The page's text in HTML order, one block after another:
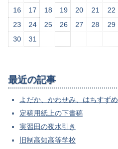
16 17 18 19 20 21
22
23
24 25 26 27 28
29
30
31
最近の記事
よだか、かわせみ、はちすずめ
定稿用紙上の下書稿
実習田の夜水引き
旧制高知高等学校